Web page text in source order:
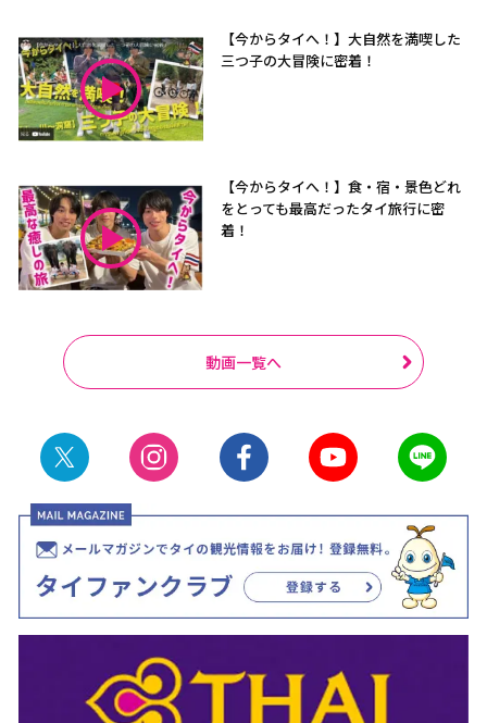
【今からタイへ！】大自然を満喫した
三つ子の大冒険に密着！
【今からタイへ！】食・宿・景色どれ
をとっても最高だったタイ旅行に密
着！
動画一覧へ